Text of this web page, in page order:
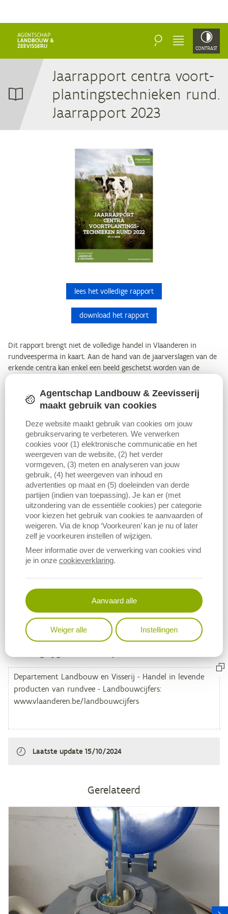
ZOEKEN MENU CONTRAST
Jaar­rap­port cen­tra voort­
plan­tings­tech­nie­ken rund.
Jaar­rap­port 2023
lees het volledige rapport
download het rapport
Dit rapport brengt niet de volledige handel in Vlaanderen in
rundveesperma in kaart. Aan de hand van de jaarverslagen van de
erkende centra kan enkel een beeld geschetst worden van de
centra rechtstreeks aan Vlaamse veehouders wordt geleverd, is niet
meegenomen. De Waalse overheid verzamelt geen cijfers over de
werking van haar centra. De werkelijke aankopen door de Vlaamse
veehouders zijn bijgevolg hoger dan in dit rapport getoond wordt.
Hier kan u de voorgaande edities van het jaarrapport downloaden:
Centra voortplantingstechnieken rund. Jaarrapport 2022
Handel in levende producten van rundvee: 2021
Handel in levende producten van rundvee: 2020
Handel in levende producten van rundvee: 2019
Handel in levende producten van rundvee: 2018
Handel in levende producten van rundvee: 2017
Handel in levende producten van rundvee: 2016
Metagegevens
Bronvermelding
Vermelding bij gebruik van deze publicatie
Laatste update 15/10/2024
Gerelateerd
Agentschap Landbouw & Zeevisserij
maakt gebruik van cookies
Deze website maakt gebruik van cookies om jouw
gebruikservaring te verbeteren. We verwerken
cookies voor (1) elektronische communicatie en het
weergeven van de website, (2) het verder
vormgeven, (3) meten en analyseren van jouw
gebruik, (4) het weergeven van inhoud en
advertenties op maat en (5) doeleinden van derde
partijen (indien van toepassing). Je kan er (met
uitzondering van de essentiële cookies) per categorie
voor kiezen het gebruik van cookies te aanvaarden of
weigeren. Via de knop ‘Voorkeuren’ kan je nu of later
zelf je voorkeuren instellen of wijzigen.
Meer informatie over de verwerking van cookies vind
je in onze cookieverklaring.
Aanvaard alle
Weiger alle Instellingen